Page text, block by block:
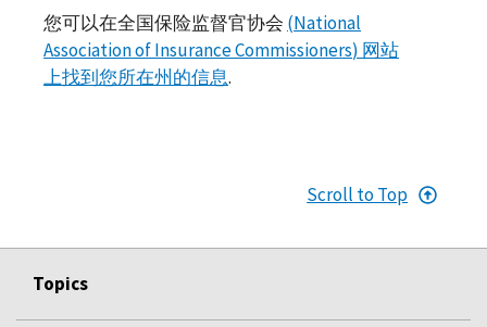
您可以在全国保险监督官协会 (National
Association of Insurance Commissioners) 网站
上找到您所在州的信息.
Scroll to Top
Topics